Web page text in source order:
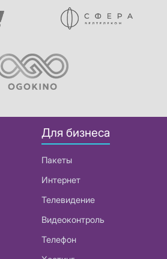
Для бизнеса
Пакеты
Интернет
Телевидение
Видеоконтроль
Телефон